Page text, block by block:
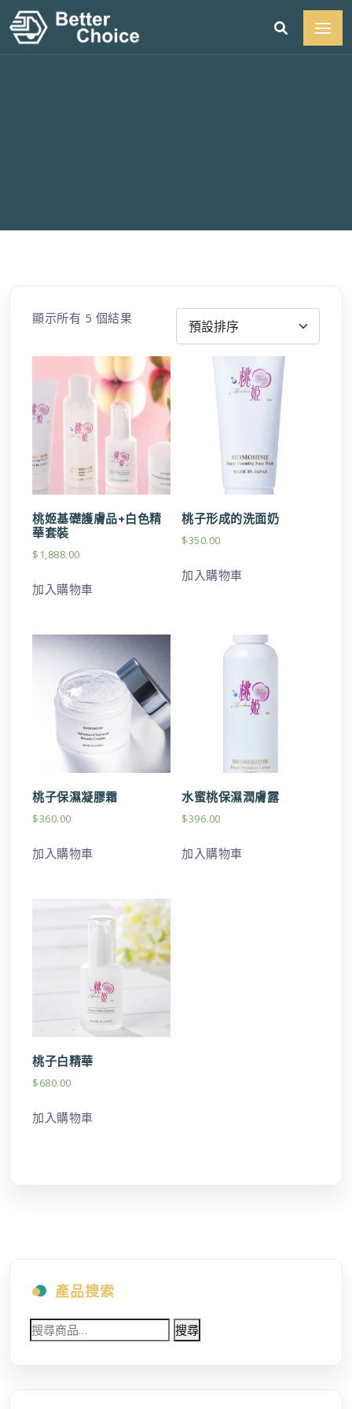
顯示所有 5 個結果
桃姬基礎護膚品+白色精
華套裝
$ 1,888.00
加入購物車
桃子形成的洗面奶
$350.00
加入購物車
桃子保濕凝膠霜
$360.00
加入購物車
水蜜桃保濕潤膚露
$396.00
加入購物車
桃子白精華
$680.00
加入購物車
產品搜索
搜
尋
搜尋